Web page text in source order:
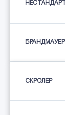
НЕСТАНДАРТ
БРАНДМАУЕР
СКРОЛЕР